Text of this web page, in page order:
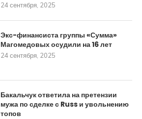
24 сентября, 2025
Экс-финансиста группы «Сумма»
Магомедовых осудили на 16 лет
24 сентября, 2025
Бакальчук ответила на претензии
мужа по сделке с Russ и увольнению
топов